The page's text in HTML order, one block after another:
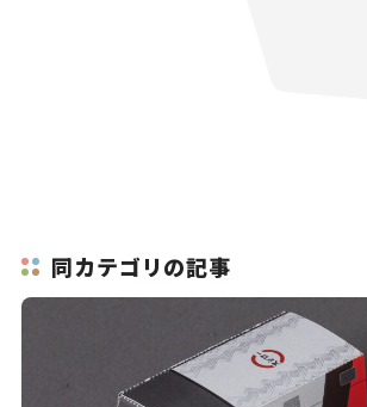
同カテゴリの記事